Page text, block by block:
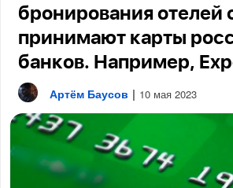
бронирования отелей
принимают карты
банков. Например,
Артём Баусов | 10 мая 2023